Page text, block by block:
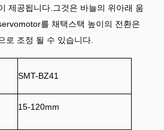
제공됩니다.그것은 바늘의 위아래 움
를 채택스택 높이의 전환은
로 조정 될 수 있습니다.
SMT-BZ41
15-1 20mm